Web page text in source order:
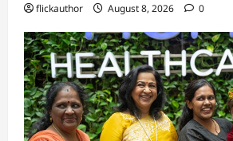
flickauthor August 8, 2026 0